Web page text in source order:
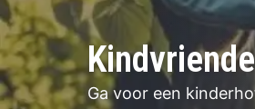
Ga voor een